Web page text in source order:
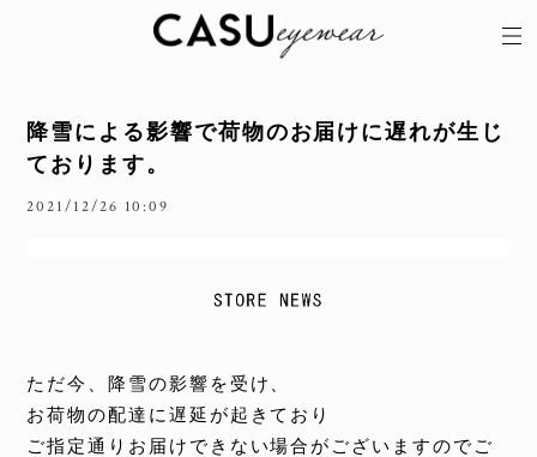
降雪による影響で荷物のお届けに遅れが生じ
ております。
2021/12/26 10:09
ただ今、降雪の影響を受け、
お荷物の配達に遅延が起きており
ご指定通りお届けできない場合がございますのでご